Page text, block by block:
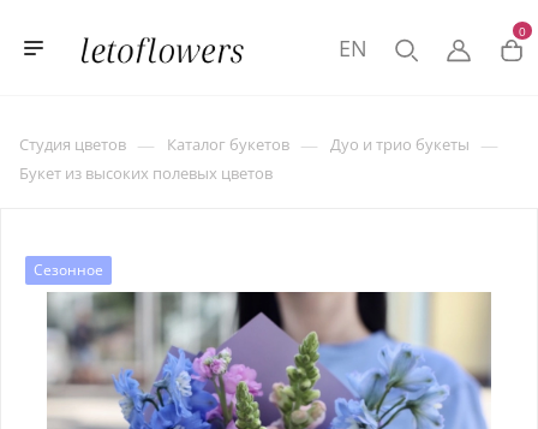
0
EN
Студия цветов — Каталог букетов — Дуо и трио букеты —
Букет из высоких полевых цветов
Сезонное